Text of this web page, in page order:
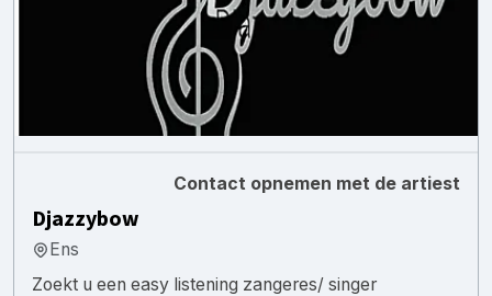
Contact opnemen met de artiest
Djazzybow
Ens
Zoekt u een easy listening zangeres/ singer